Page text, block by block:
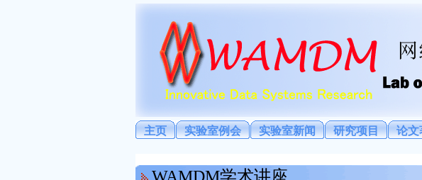
主页 实验室例会 实验室新闻 研究项目 论文